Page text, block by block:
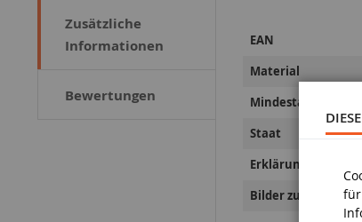
Zusätzliche
Informationen
Bewertungen
Informationen
EAN
Material
Mindestalter
Staat
Erklärungen zur
Bilder zur